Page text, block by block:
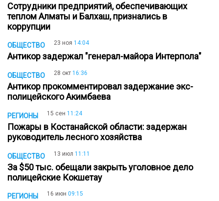
Сотрудники предприятий, обеспечивающих
теплом Алматы и Балхаш, признались в
коррупции
ОБЩЕСТВО 23 ноя 14:04
Антикор задержал "генерал-майора Интерпола"
ОБЩЕСТВО 28 окт 16:36
Антикор прокомментировал задержание экс-
полицейского Акимбаева
РЕГИОНЫ 15 сен 11:24
Пожары в Костанайской области: задержан
руководитель лесного хозяйства
ОБЩЕСТВО 13 июл 11:11
За $50 тыс. обещали закрыть уголовное дело
полицейские Кокшетау
РЕГИОНЫ 16 июн 09:15